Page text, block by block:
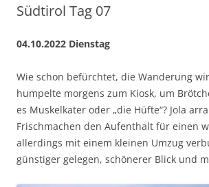
Südtirol Tag 07
04.10.2022 Dienstag
Wie schon befürchtet, die Wanderung
humpelte morgens zum Kiosk, um
es Muskelkater oder „die Hüfte“? Jola
Frischmachen den Aufenthalt für einen
allerdings mit einem kleinen Umzug
günstiger gelegen, schönerer Blick und